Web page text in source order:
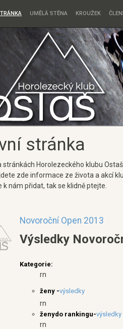
UMĚLÁ STĚNA KROUŽEK
stránka
stránkách Horolezeckého klubu
zde informace ze života a akcí
k nám přidat, tak se klidně ptejte.
Novoroční Open 2013
Výsledky
Kategorie:
rn
ženy -výsledky
rn
ženydo rankingu-výsledky
rn